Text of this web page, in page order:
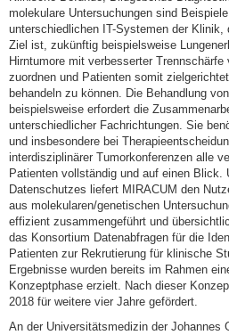
molekulare Untersuchungen sind
unterschiedlichen IT-Systemen der
Ziel ist, zukünftig beispielsweise
Hirntumore mit verbesserter Trennschärfe
zuordnen und Patienten somit
behandeln zu können. Die Behandlung
beispielsweise erfordert die
unterschiedlicher Fachrichtungen. Sie
und insbesondere bei
interdisziplinärer Tumorkonferenzen alle
Patienten vollständig und auf einen Blick.
Datenschutzes liefert MIRACUM den
aus molekularen/genetischen
effizient zusammengeführt und
das Konsortium Datenabfragen für die
Patienten zur Rekrutierung für klinische
Ergebnisse wurden bereits im Rahmen
Konzeptphase erzielt. Nach dieser
2018 für weitere vier Jahre gefördert.
An der Universitätsmedizin der Johannes